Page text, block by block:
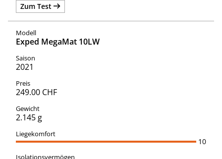
Zum Test
Exped MegaMat 10LW
2021
249.00 CHF
2.145 g
10